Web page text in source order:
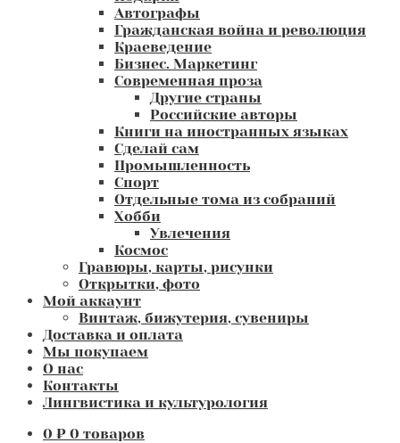
Автографы
Гражданская война и революция
Краеведение
Бизнес. Маркетинг
Современная проза
Другие страны
Российские авторы
Книги на иностранных языках
Сделай сам
Промышленность
Спорт
Отдельные тома из собраний
Хобби
Увлечения
Космос
Гравюры, карты, рисунки
Открытки, фото
Мой аккаунт
Винтаж, бижутерия, сувениры
Доставка и оплата
Мы покупаем
О нас
Контакты
Лингвистика и культурология
0 ₽ 0 товаров